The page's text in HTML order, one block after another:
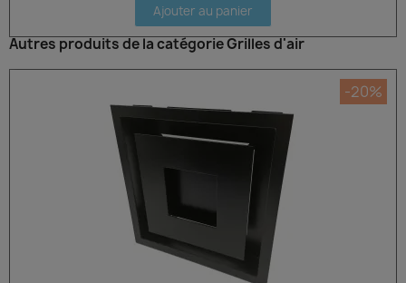
Ajouter au panier
Autres produits de la catégorie Grilles d'air
-20%